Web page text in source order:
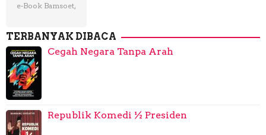
e-Book Bamsoet,
TERBANYAK DIBACA
Cegah Negara Tanpa Arah
Republik Komedi ½ Presiden